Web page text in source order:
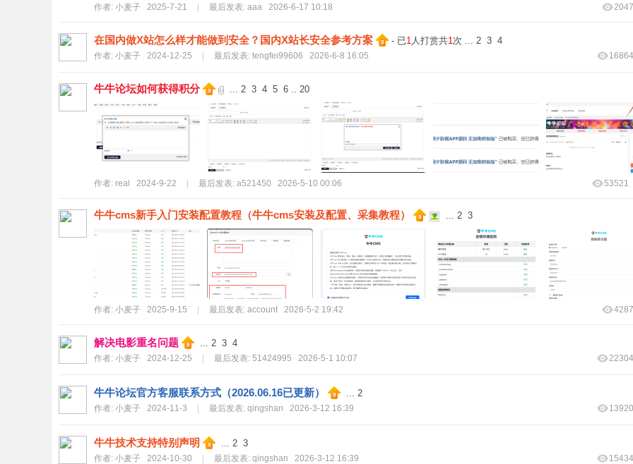
作者: 小麦子 2025-7-21 最后发表: aaa 2026-6-17 10:18 2047
在国内做X站怎么样才能做到安全？国内X站长安全参考方案 - 已1人打赏共1次 ... 2 3 4
作者: 小麦子 2024-12-25 最后发表: tengfei99606 2026-6-8 16:05 16864
牛牛论坛如何获得积分 ... 2 3 4 5 6 .. 20
作者: real 2024-9-22 最后发表: a521450 2026-5-10 00:06 53521
牛牛cms新手入门安装配置教程（牛牛cms安装及配置、采集教程） ... 2 3
作者: 小麦子 2025-9-15 最后发表: account 2026-5-2 19:42 4287
解决电影重名问题 ... 2 3 4
作者: 小麦子 2024-12-25 最后发表: 51424995 2026-5-1 10:07 22304
牛牛论坛官方客服联系方式（2026.06.16已更新） ... 2
作者: 小麦子 2024-11-3 最后发表: qingshan 2026-3-12 16:39 13920
牛牛技术支持特别声明 ... 2 3
作者: 小麦子 2024-10-30 最后发表: qingshan 2026-3-12 16:39 15434